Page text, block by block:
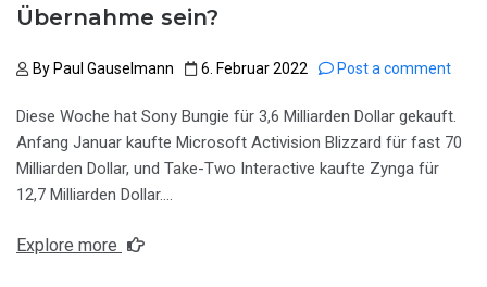
Übernahme sein?
By Paul Gauselmann 6. Februar 2022 Post a comment
Diese Woche hat Sony Bungie für 3,6 Milliarden Dollar gekauft.
Anfang Januar kaufte Microsoft Activision Blizzard für fast 70
Milliarden Dollar, und Take-Two Interactive kaufte Zynga für
12,7 Milliarden Dollar….
Explore more